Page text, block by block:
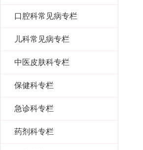
口腔科常见病专栏
儿科常见病专栏
中医皮肤科专栏
保健科专栏
急诊科专栏
药剂科专栏